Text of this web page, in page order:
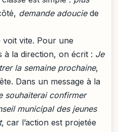
demande adouciede
voit vite. Pour une
à la direction, on écrit : Je
la semaine prochaine,
Dans un message à la
souhaiterai confirmer
municipal des jeunes
, car l’action est projetée